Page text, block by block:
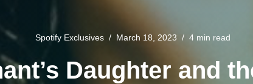
Spotify Exclusives March 18, 2023 4 min read
Daughter and